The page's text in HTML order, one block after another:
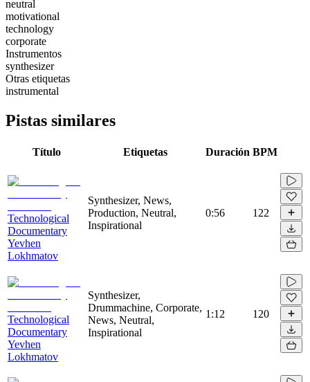
neutral
motivational
technology
corporate
Instrumentos
synthesizer
Otras etiquetas
instrumental
Pistas similares
Título Etiquetas Duración BPM
Technological
Documentary
Yevhen
Lokhmatov
Synthesizer, News,
Production, Neutral,
Inspirational
0:56 122
Technological
Documentary
Yevhen
Lokhmatov
Synthesizer,
Drummachine, Corporate,
News, Neutral,
Inspirational
1:12 120